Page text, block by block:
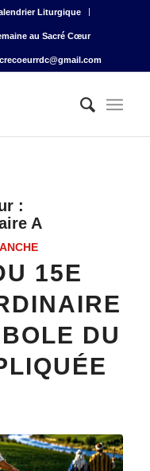
Liturgique
au Sacré Cœur
:
A
15E
DU